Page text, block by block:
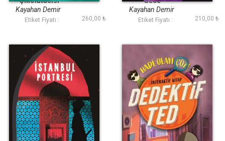
Kayahan Demir
Etiket Fiyatı : 260,00 ₺
Kayahan Demir
Etiket Fiyatı : 210,00 ₺